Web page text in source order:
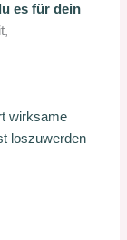
es für dein
wirksame
loszuwerden